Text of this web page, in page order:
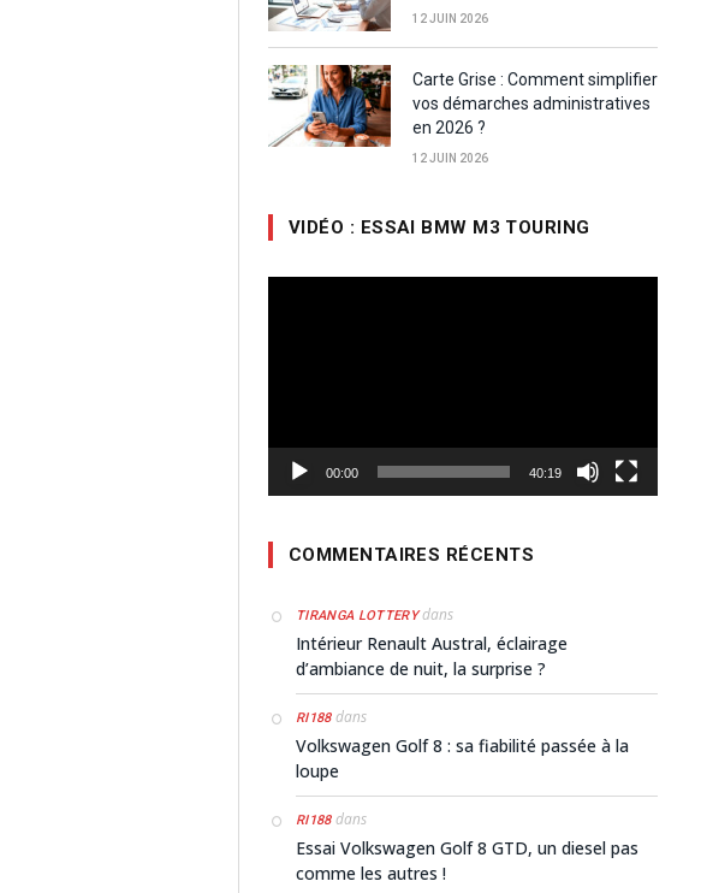
12 JUIN 2026
Carte Grise : Comment simplifier
vos démarches administratives
en 2026 ?
12 JUIN 2026
VIDÉO : ESSAI BMW M3 TOURING
00:00 40:19
COMMENTAIRES RÉCENTS
TIRANGA LOTTERYdans
Intérieur Renault Austral, éclairage
d’ambiance de nuit, la surprise ?
RI188dans
Volkswagen Golf 8 : sa fiabilité passée à la
loupe
RI188dans
Essai Volkswagen Golf 8 GTD, un diesel pas
comme les autres !